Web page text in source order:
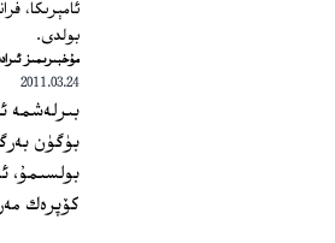
بولدى.
مۇخبىرىمىز
2011.03.24
بىرلەشمە
بۈگۈن
بولسىمۇ،
كۆپرەك